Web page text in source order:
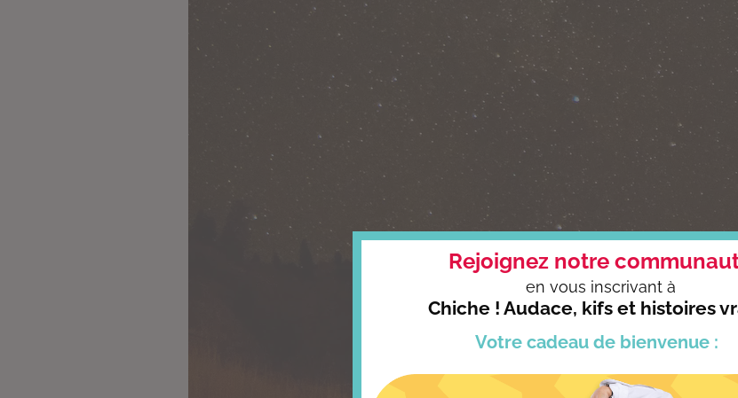
Votre cadeau de bienvenue :
Rejoignez notre
en vous inscrivant à
Chiche ! Audace, kifs et histoires